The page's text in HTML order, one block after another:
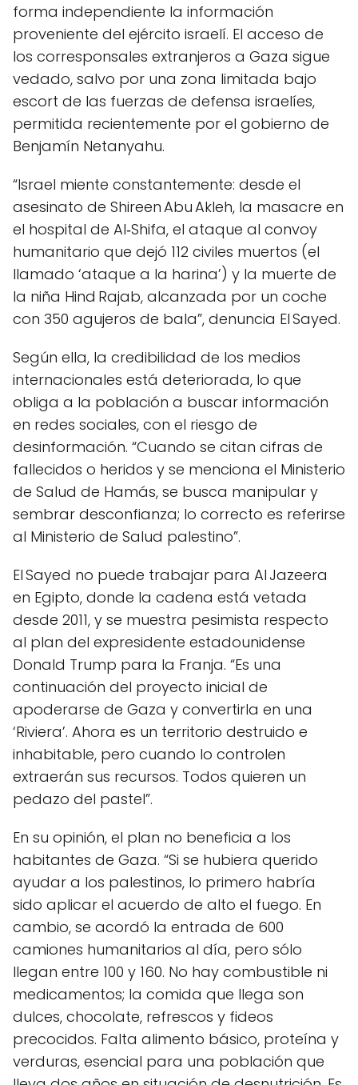
forma independiente la información
proveniente del ejército israelí. El acceso de
los corresponsales extranjeros a Gaza sigue
vedado, salvo por una zona limitada bajo
escort de las fuerzas de defensa israelíes,
permitida recientemente por el gobierno de
Benjamín Netanyahu.
“Israel miente constantemente: desde el
asesinato de Shireen Abu Akleh, la masacre en
el hospital de Al‑Shifa, el ataque al convoy
humanitario que dejó 112 civiles muertos (el
llamado ‘ataque a la harina’) y la muerte de
la niña Hind Rajab, alcanzada por un coche
con 350 agujeros de bala”, denuncia El Sayed.
Según ella, la credibilidad de los medios
internacionales está deteriorada, lo que
obliga a la población a buscar información
en redes sociales, con el riesgo de
desinformación. “Cuando se citan cifras de
fallecidos o heridos y se menciona el Ministerio
de Salud de Hamás, se busca manipular y
sembrar desconfianza; lo correcto es referirse
al Ministerio de Salud palestino”.
El Sayed no puede trabajar para Al Jazeera
en Egipto, donde la cadena está vetada
desde 2011, y se muestra pesimista respecto
al plan del expresidente estadounidense
Donald Trump para la Franja. “Es una
continuación del proyecto inicial de
apoderarse de Gaza y convertirla en una
‘Riviera’. Ahora es un territorio destruido e
inhabitable, pero cuando lo controlen
extraerán sus recursos. Todos quieren un
pedazo del pastel”.
En su opinión, el plan no beneficia a los
habitantes de Gaza. “Si se hubiera querido
ayudar a los palestinos, lo primero habría
sido aplicar el acuerdo de alto el fuego. En
cambio, se acordó la entrada de 600
camiones humanitarios al día, pero sólo
llegan entre 100 y 160. No hay combustible ni
medicamentos; la comida que llega son
dulces, chocolate, refrescos y fideos
precocidos. Falta alimento básico, proteína y
verduras, esencial para una población que